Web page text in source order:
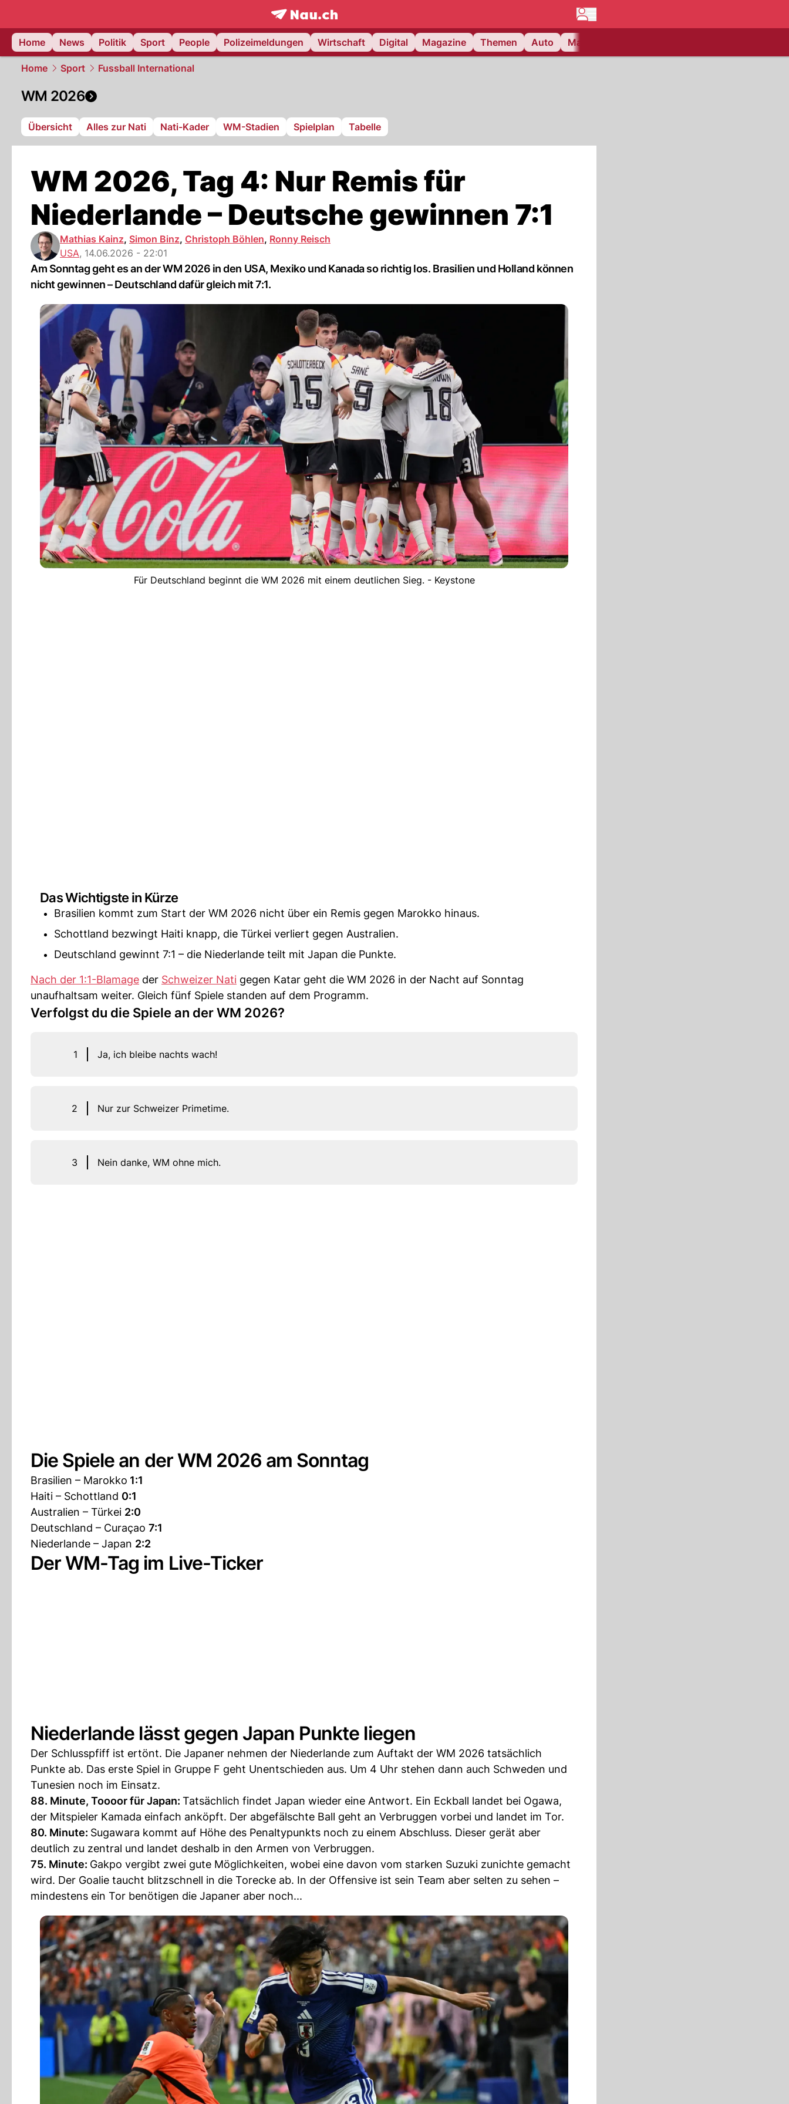
frontpage.NAU.ch
Home
News Politik Sport People Polizeimeldungen Wirtschaft Digital Magazine Themen Auto Matchcenter
Home Sport Fussball International
WM 2026
Übersicht Alles zur Nati Nati-Kader WM-Stadien Spielplan Tabelle
WM 2026, Tag 4: Nur Remis für
Niederlande – Deutsche gewinnen 7:1
Mathias Kainz, Simon Binz, Christoph Böhlen, Ronny Reisch
USA, 14.06.2026 - 22:01
Am Sonntag geht es an der WM 2026 in den USA, Mexiko und Kanada so richtig los. Brasilien und Holland können
nicht gewinnen – Deutschland dafür gleich mit 7:1.
Für Deutschland beginnt die WM 2026 mit einem deutlichen Sieg. - Keystone
Das Wichtigste in Kürze
Brasilien kommt zum Start der WM 2026 nicht über ein Remis gegen Marokko hinaus.
Schottland bezwingt Haiti knapp, die Türkei verliert gegen Australien.
Deutschland gewinnt 7:1 – die Niederlande teilt mit Japan die Punkte.
Nach der 1:1-Blamage der Schweizer Nati gegen Katar geht die WM 2026 in der Nacht auf Sonntag
unaufhaltsam weiter. Gleich fünf Spiele standen auf dem Programm.
Verfolgst du die Spiele an der WM 2026?
1 Ja, ich bleibe nachts wach!
2 Nur zur Schweizer Primetime.
3 Nein danke, WM ohne mich.
Die Spiele an der WM 2026 am Sonntag
Brasilien – Marokko 1:1
Haiti – Schottland 0:1
Australien – Türkei 2:0
Deutschland – Curaçao 7:1
Niederlande – Japan 2:2
Der WM-Tag im Live-Ticker
Niederlande lässt gegen Japan Punkte liegen
Der Schlusspfiff ist ertönt. Die Japaner nehmen der Niederlande zum Auftakt der WM 2026 tatsächlich
Punkte ab. Das erste Spiel in Gruppe F geht Unentschieden aus. Um 4 Uhr stehen dann auch Schweden und
Tunesien noch im Einsatz.
88. Minute, Toooor für Japan: Tatsächlich findet Japan wieder eine Antwort. Ein Eckball landet bei Ogawa,
der Mitspieler Kamada einfach anköpft. Der abgefälschte Ball geht an Verbruggen vorbei und landet im Tor.
80. Minute: Sugawara kommt auf Höhe des Penaltypunkts noch zu einem Abschluss. Dieser gerät aber
deutlich zu zentral und landet deshalb in den Armen von Verbruggen.
75. Minute: Gakpo vergibt zwei gute Möglichkeiten, wobei eine davon vom starken Suzuki zunichte gemacht
wird. Der Goalie taucht blitzschnell in die Torecke ab. In der Offensive ist sein Team aber selten zu sehen –
mindestens ein Tor benötigen die Japaner aber noch...